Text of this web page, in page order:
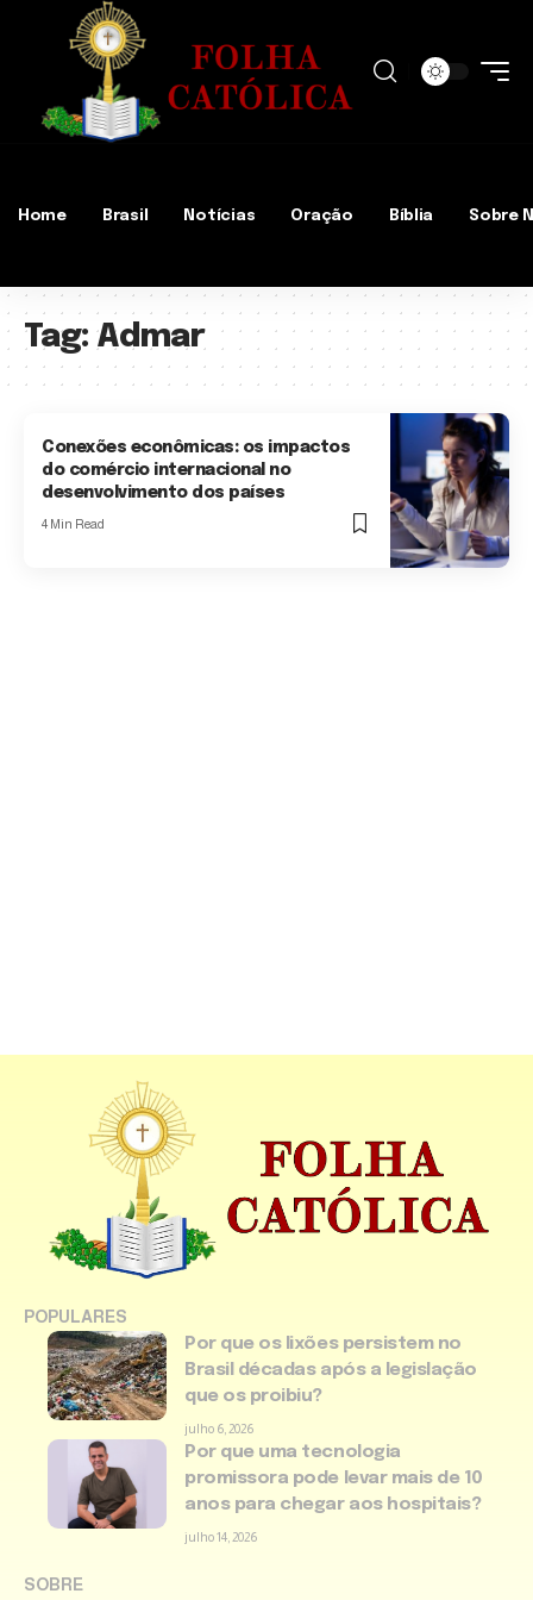
Home Brasil Notícias Oração Bíblia Sobre
Tag: Admar
Conexões econômicas: os impactos
do comércio internacional no
desenvolvimento dos países
4 Min Read
POPULARES
Por que os lixões persistem no
Brasil décadas após a legislação
que os proibiu?
julho 6, 2026
Por que uma tecnologia
promissora pode levar mais de 10
anos para chegar aos hospitais?
julho 14, 2026
SOBRE